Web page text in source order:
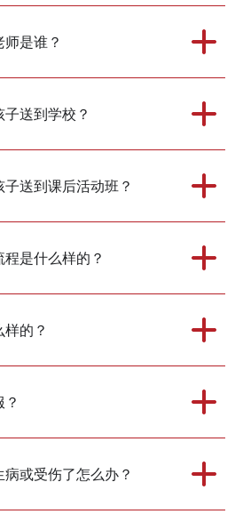
是谁？
送到学校？
送到课后活动班？
是什么样的？
的？
或受伤了怎么办？